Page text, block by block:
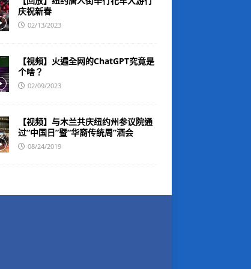
庆祝新春
02/13/2023
【視頻】火遍全网的ChatGPT究竟是
个啥？
02/09/2023
【视频】与木兰共庆纽约州参议院通
过“中国日”暨“华裔传统周”酒会
08/24/2019